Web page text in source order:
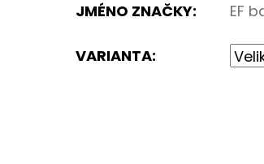
JMÉNO ZNAČKY: EF
VARIANTA: